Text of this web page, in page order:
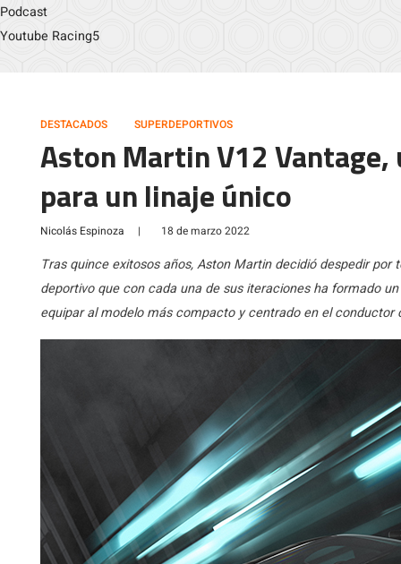
Podcast
Youtube Racing5
DESTACADOS SUPERDEPORTIVOS
Aston Martin V12
para un linaje único
Nicolás Espinoza | 18 de marzo 2022
Tras quince exitosos años, Aston Martin decidió despedir
deportivo que con cada una de sus iteraciones ha formado
equipar al modelo más compacto y centrado en el